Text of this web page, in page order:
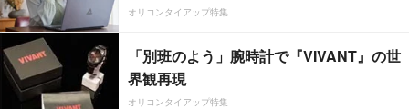
オリコンタイアップ特集
「別班のよう」腕時計で『VIVANT』の世
界観再現
オリコンタイアップ特集